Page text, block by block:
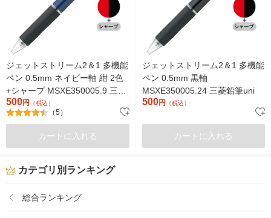
ジェットストリーム2＆1 多機能
ペン 0.5mm ネイビー軸 紺 2色
+シャープ MSXE350005.9 三菱
鉛筆uni
500円 （税込）
（5）
カートに入れる
ジェットストリーム2＆1 多機能
ペン 0.5mm 黒軸
MSXE350005.24 三菱鉛筆uni
500円 （税込）
カートに入れる
カテゴリ別ランキング
総合ランキング